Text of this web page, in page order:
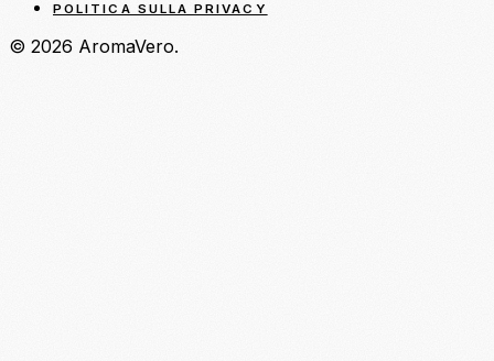
POLITICA SULLA PRIVACY
© 2026 AromaVero.